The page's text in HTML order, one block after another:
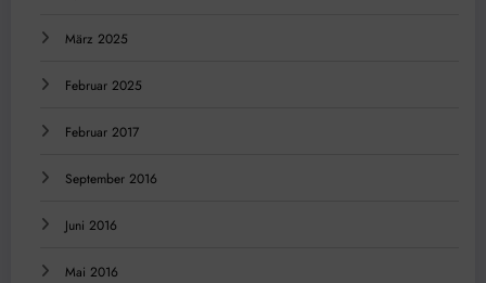
März 2025
Februar 2025
Februar 2017
September 2016
Juni 2016
Mai 2016